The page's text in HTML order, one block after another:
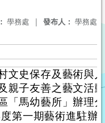
發布人： 學務處
學務處 |
文史保存及藝術與
親子友善之藝文活
「馬幼藝所」辦理
第一期藝術進駐辦